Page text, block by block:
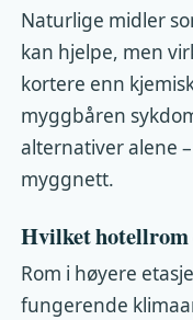
Naturlige midler
kan hjelpe, men
kortere enn
myggbåren
alternativer alene
myggnett.
Hvilket hotellrom
Rom i høyere
fungerende